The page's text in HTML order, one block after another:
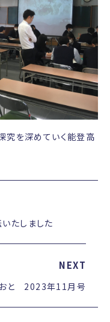
究を深めていく能登高
たしました
NEXT
と 2023年11月号